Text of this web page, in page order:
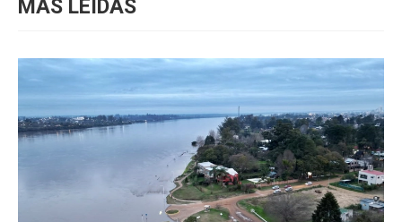
MÁS LEIDAS